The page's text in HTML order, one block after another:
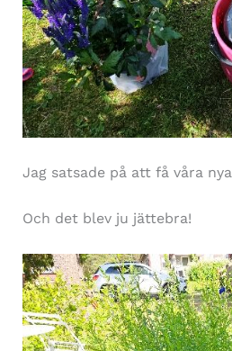
Jag satsade på att få våra nya
Och det blev ju jättebra!